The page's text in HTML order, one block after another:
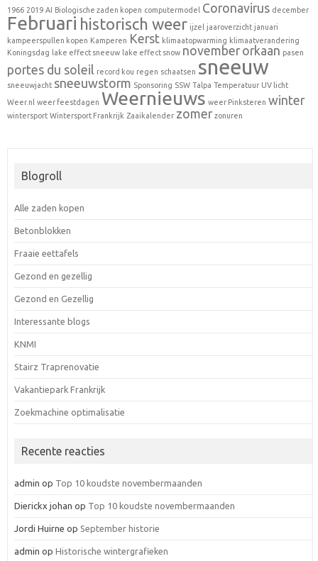
1966 2019 AI Biologische zaden kopen computermodel Coronavirus december
Februari historisch weer ijzel jaaroverzicht januari
kampeerspullen kopen Kamperen Kerst klimaatopwarming klimaatverandering
Koningsdag lake effect sneeuw lake effect snow november orkaan pasen
portes du soleil record kou regen schaatsen sneeuw
sneeuwjacht sneeuwstorm Sponsoring SSW Talpa Temperatuur UV licht
Weer.nl weer feestdagen Weernieuws weer Pinksteren winter
wintersport Wintersport Frankrijk Zaaikalender zomer zonuren
Blogroll
Alle zaden kopen
Betonblokken
Fraaie eettafels
Gezond en gezellig
Gezond en Gezellig
Interessante blogs
KNMI
Stairz Traprenovatie
Vakantiepark Frankrijk
Zoekmachine optimalisatie
Recente reacties
admin op Top 10 koudste novembermaanden
Dierickx johan op Top 10 koudste novembermaanden
Jordi Huirne op September historie
admin op Historische wintergrafieken